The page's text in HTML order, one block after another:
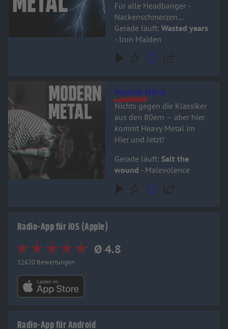
Für alle Headbanger -
Nackenschmerzen
garantiert!
Gerade läuft: Wasted years
- Iron Maiden
Audiotitel - Modern Metal Modern Metal
Nichts gegen die Klassiker
aus den 80ern – aber hier
kommt Heavy Metal im
Hier und Jetzt!
Gerade läuft: Salt the
wound - Malevolence
Radio-App für iOS (Apple)
Ø 4.8
12620 Bewertungen
Radio-App für Android